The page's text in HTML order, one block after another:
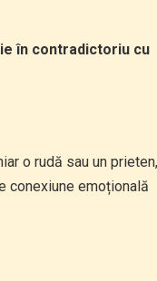
în contradictoriu cu
o rudă sau un prieten,
conexiune emoțională